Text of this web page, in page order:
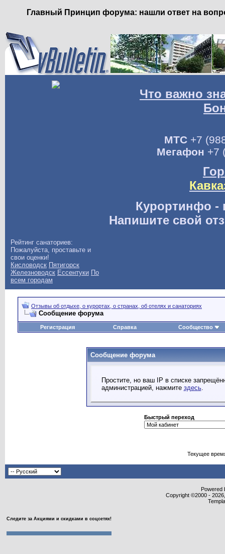
Главный Принцип форума: нашли ответ на
Что важно
МТС+7
Мегафон +7
Курортинфо -
Напишите свой
Рейтинг санаториев:
Пожалуйста, проставьте и
свои оценки!
Кисловодск Пятигорск
Железноводск Ессентуки По
всем городам
Отзывы об отдыхе, о курортах, о странах, об отелях и санаториях
Сообщение форума
Регистрация Справка Сообщество
Сообщение форума
Простите, но ваш IP в списке
администрацией, нажмите здесь.
Быстрый переход
Текущее
Powered
Copyright ©2000 -
Следите за Акциями и скидками в соцсетях!